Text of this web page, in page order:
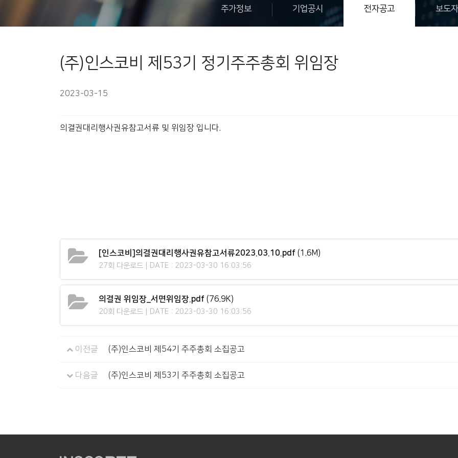
주가정보 기업공시 전자공고 보도
(주)인스코비 제53기 정기주주총회 위임장
2023-03-15
의결권대리행사권유참고서류 및 위임장 입니다.
[인스코비]의결권대리행사권유참고서류2023.03.10.pdf (1.6M)
27회 다운로드 | DATE : 2023-03-30 16:03:56
의결권 위임장_서면위임장.pdf (76.9K)
20회 다운로드 | DATE : 2023-03-30 16:03:56
이전글 (주)인스코비 제54기 주주총회 소집공고
다음글 (주)인스코비 제53기 주주총회 소집공고